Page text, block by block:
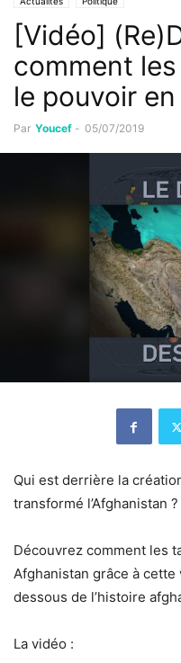
[Vidéo]
comment
le pouvoir
Par Youcef - 05/07/2019
Qui est derrière la
transformé l’Afghanistan ?
Découvrez comment les
Afghanistan grâce à cette
dessous de l’histoire
La vidéo :